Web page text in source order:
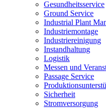
Gesundheitsservice
Ground Service
Industrial Plant
Industriemontage
Industriereinigung
Instandhaltung
Logistik
Messen und
Passage Service
Sicherheit
Stromversorgung